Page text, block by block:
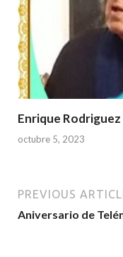
Enrique
octubre 5, 2023
PREVIOUS
Aniversario de